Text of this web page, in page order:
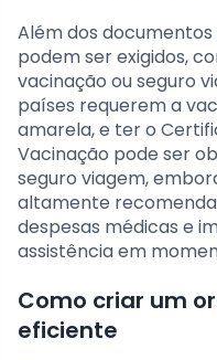
Além dos
podem ser exigidos,
vacinação ou seguro
países requerem a
amarela, e ter o
Vacinação pode ser
seguro viagem,
altamente
despesas médicas e
assistência em
Como criar um
eficiente